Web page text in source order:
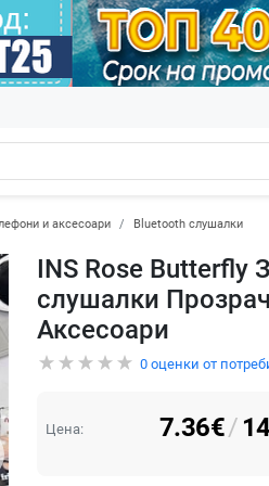
и аксесоари Bluetooth слушалки
INS Rose Butterfly
слушалки
Аксесоари
0оценки от
Цена: 7.36€/